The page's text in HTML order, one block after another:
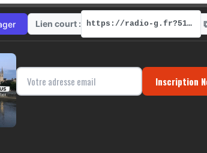
Lien court : https://radio-g.fr?5142
Inscription